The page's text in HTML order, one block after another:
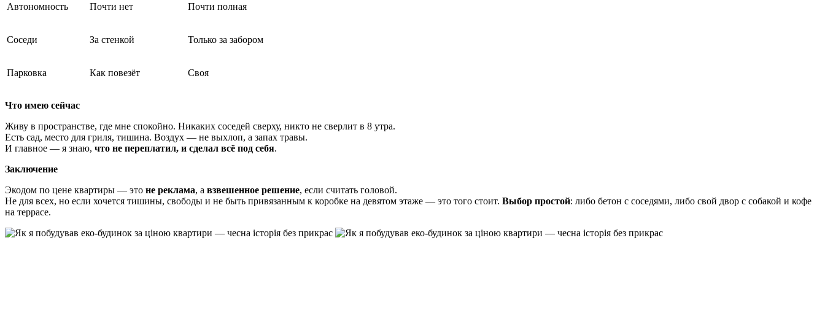
Автономность Почти нет Почти полная
Соседи За стенкой Только за забором
Парковка Как повезёт Своя
Что имею сейчас
Живу в пространстве, где мне спокойно. Никаких соседей сверху, никто не сверлит в 8 утра.
Есть сад, место для гриля, тишина. Воздух — не выхлоп, а запах травы.
И главное — я знаю, что не переплатил, и сделал всё под себя.
Заключение
Экодом по цене квартиры — это не реклама, а взвешенное решение, если считать головой.
Не для всех, но если хочется тишины, свободы и не быть привязанным к коробке на девятом этаже — это того стоит. Выбор простой: либо бетон с соседями, либо свой двор с собакой и кофе
на террасе.